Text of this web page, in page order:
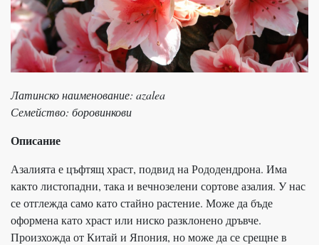
Латинско наименование: azalea
Семейство: боровинкови
Описание
Азалията е цъфтящ храст, подвид на Рододендрона. Има
както листопадни, така и вечнозелени сортове азалия. У нас
се отглежда само като стайно растение. Може да бъде
оформена като храст или ниско разклонено дръвче.
Произхожда от Китай и Япония, но може да се срещне в